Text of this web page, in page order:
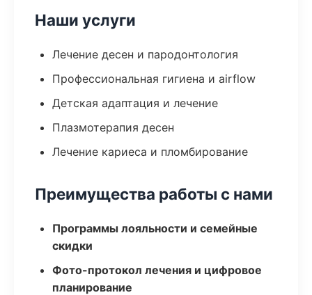
Наши услуги
Лечение десен и пародонтология
Профессиональная гигиена и airflow
Детская адаптация и лечение
Плазмотерапия десен
Лечение кариеса и пломбирование
Преимущества работы с нами
Программы лояльности и семейные
скидки
Фото-протокол лечения и цифровое
планирование